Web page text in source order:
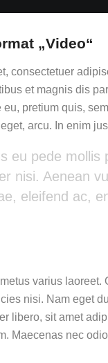
„Video“
consectetuer
et magnis dis
pretium quis,
arcu. In enim
eu pede
nisi. Aenean
eleifend ac,
varius
nisi. Nam eget
libero, sit amet
Maecenas nec